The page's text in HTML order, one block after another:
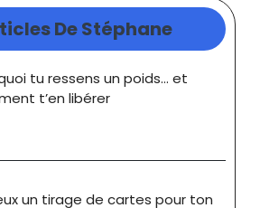
De Stéphane
tu ressens un poids… et
t’en libérer
un tirage de cartes pour ton